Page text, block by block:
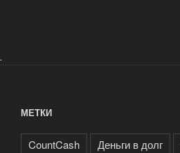
.
МЕТКИ
CountCash Деньги в долг